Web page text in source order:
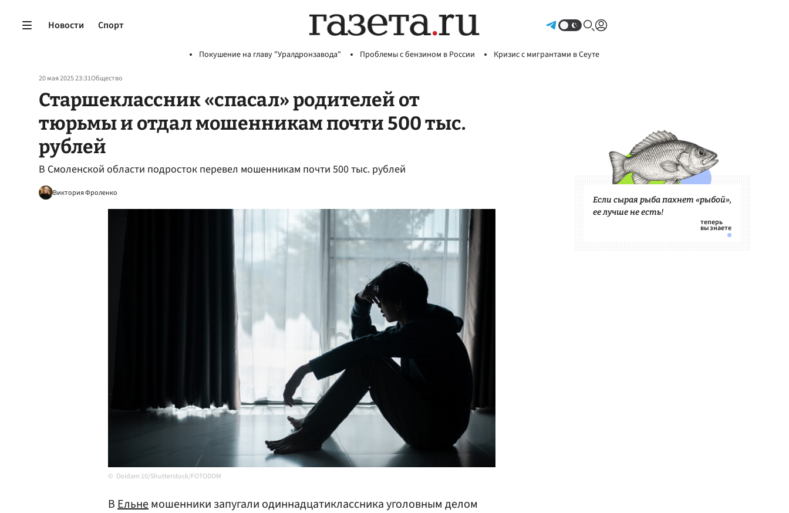
Новости Спорт
Покушение на главу "Уралдронзавода" Проблемы с бензином в России Кризис с мигрантами в Сеуте
20 мая 2025 23:31Общество
Старшеклассник «спасал» родителей от
тюрьмы и отдал мошенникам почти 500 тыс.
рублей
В Смоленской области подросток перевел мошенникам почти 500 тыс. рублей
Виктория Фроленко
Doidam 10/Shutterstock/FOTODOM
ВЕльнемошенники запугали одиннадцатиклассника уголовным делом
Если сырая рыба пахнет «рыбой»,
ее лучше не есть!